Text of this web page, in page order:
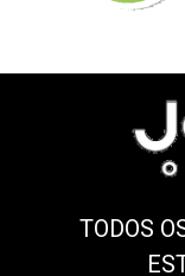
TODOS